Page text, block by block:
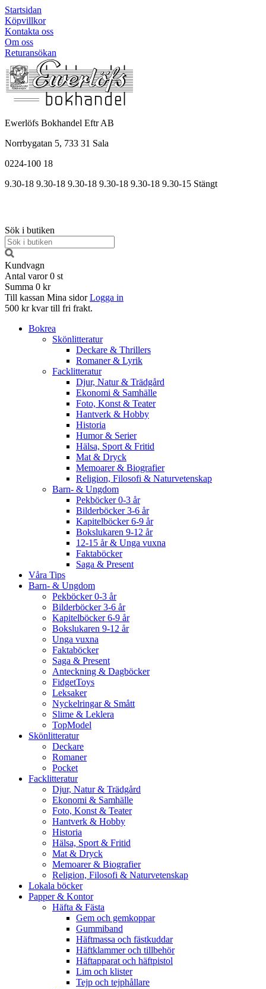
Startsidan
Köpvillkor
Kontakta oss
Om oss
Returansökan
Ewerlöfs Bokhandel Eftr AB
Norrbygatan 5, 733 31 Sala
0224-100 18
9.30-18 9.30-18 9.30-18 9.30-18 9.30-18 9.30-15 Stängt
Sök i butiken
Kundvagn
Antal varor 0 st
Summa 0 kr
Till kassan Mina sidor Logga in
500 kr kvar till fri frakt.
Bokrea
Skönlitteratur
Deckare & Thrillers
Romaner & Lyrik
Facklitteratur
Djur, Natur & Trädgård
Ekonomi & Samhälle
Foto, Konst & Teater
Hantverk & Hobby
Historia
Humor & Serier
Hälsa, Sport & Fritid
Mat & Dryck
Memoarer & Biografier
Religion, Filosofi & Naturvetenskap
Barn- & Ungdom
Pekböcker 0-3 år
Bilderböcker 3-6 år
Kapitelböcker 6-9 år
Bokslukaren 9-12 år
12-15 år & Unga vuxna
Faktaböcker
Saga & Present
Våra Tips
Barn- & Ungdom
Pekböcker 0-3 år
Bilderböcker 3-6 år
Kapitelböcker 6-9 år
Bokslukaren 9-12 år
Unga vuxna
Faktaböcker
Saga & Present
Anteckning & Dagböcker
FidgetToys
Leksaker
Nyckelringar & Smått
Slime & Leklera
TopModel
Skönlitteratur
Deckare
Romaner
Pocket
Facklitteratur
Djur, Natur & Trädgård
Ekonomi & Samhälle
Foto, Konst & Teater
Hantverk & Hobby
Historia
Hälsa, Sport & Fritid
Mat & Dryck
Memoarer & Biografier
Religion, Filosofi & Naturvetenskap
Lokala böcker
Papper & Kontor
Häfta & Fästa
Gem och gemkoppar
Gummiband
Häftmassa och fästkuddar
Häftklammer och tillbehör
Häftapparat och häftpistol
Lim och klister
Tejp och tejphållare